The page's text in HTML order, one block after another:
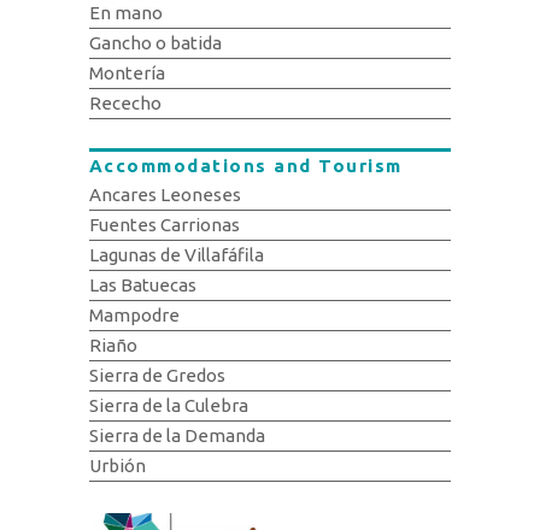
En mano
Gancho o batida
Montería
Rececho
Accommodations and Tourism
Ancares Leoneses
Fuentes Carrionas
Lagunas de Villafáfila
Las Batuecas
Mampodre
Riaño
Sierra de Gredos
Sierra de la Culebra
Sierra de la Demanda
Urbión